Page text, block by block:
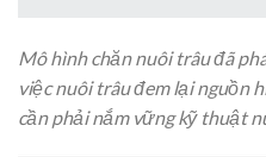
Mô hình chăn nuôi trâu đã
việc nuôi trâu đem lại nguồn
cần phải nắm vững kỹ thuật